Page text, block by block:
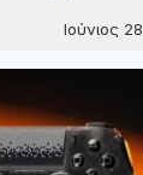
Ιούνιος 28